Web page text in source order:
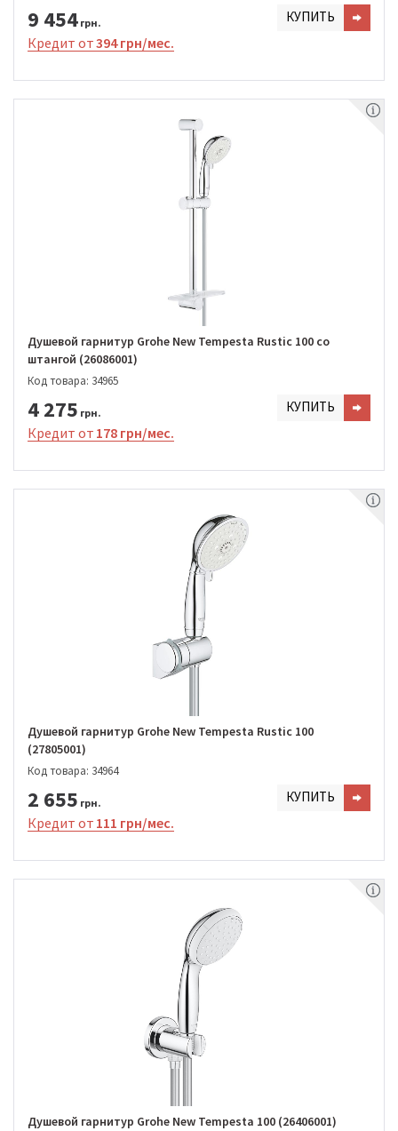
9 454 грн. КУПИТЬ
Кредит от394 грн/мес.
Душевой гарнитур Grohe New Tempesta Rustic 100 со
штангой (26086001)
Код товара: 34965
4 275 грн. КУПИТЬ
Кредит от 178 грн/мес.
Душевой гарнитур Grohe New Tempesta Rustic 100
(27805001)
Код товара: 34964
2 655 грн. КУПИТЬ
Кредит от 111 грн/мес.
Душевой гарнитур Grohe New Tempesta 100 (26406001)